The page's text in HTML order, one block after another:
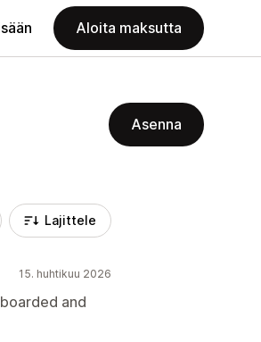
Aloita maksutta
Asenna
Lajittele
15. huhtikuu 2026
and